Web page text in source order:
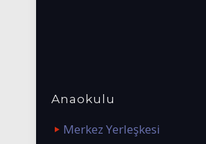
Anaokulu
Merkez Yerleşkesi